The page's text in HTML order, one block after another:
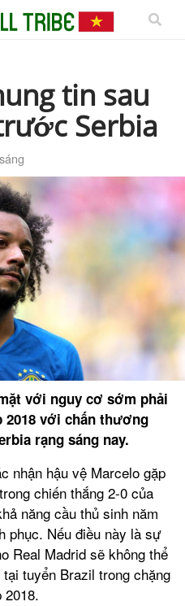
tin sau
Serbia
với nguy cơ sớm phải
2018 với chấn thương
rạng sáng nay.
nhận hậu vệ Marcelo gặp
chiến thắng 2-0 của
năng cầu thủ sinh năm
phục. Nếu điều này là sự
Real Madrid sẽ không thể
tuyển Brazil trong chặng
2018.